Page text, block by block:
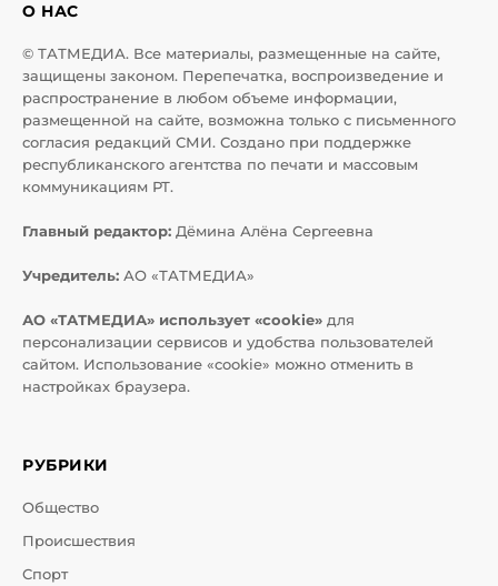
О НАС
© ТАТМЕДИА. Все материалы, размещенные на сайте,
защищены законом. Перепечатка, воспроизведение и
распространение в любом объеме информации,
размещенной на сайте, возможна только с письменного
согласия редакций СМИ. Создано при поддержке
республиканского агентства по печати и массовым
коммуникациям РТ.
Главный редактор: Дёмина Алёна Сергеевна
Учредитель: АО «ТАТМЕДИА»
АО «ТАТМЕДИА» использует «cookie» для
персонализации сервисов и удобства пользователей
сайтом. Использование «cookie» можно отменить в
настройках браузера.
РУБРИКИ
Общество
Происшествия
Спорт